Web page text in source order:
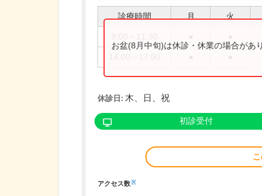
診療時間 月 火
お盆(8月中旬)は休診・休業の場合があ
休診日: 木、日、祝
初診受付
アクセス数※